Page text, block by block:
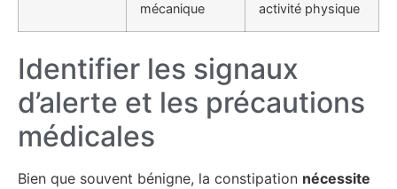
mécanique
activité physique
Identifier les signaux
d’alerte et les précautions
médicales
Bien que souvent bénigne, la constipation nécessite